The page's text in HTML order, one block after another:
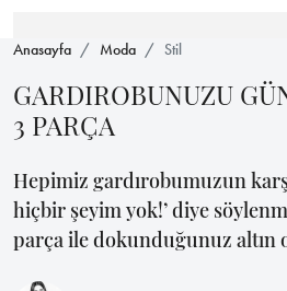
Anasayfa Moda Stil
GARDIROBUNUZU
3 PARÇA
Hepimiz gardırobumuzun
hiçbir şeyim yok!’ diye
parça ile dokunduğunuz altın